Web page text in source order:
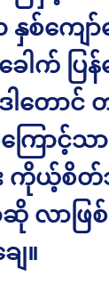
နှစ်ကျေ
ါက် ပြန်
ါတောင်
ြောင့်သ
ြီး ကိုယ့်
လာဖြ
ေ။